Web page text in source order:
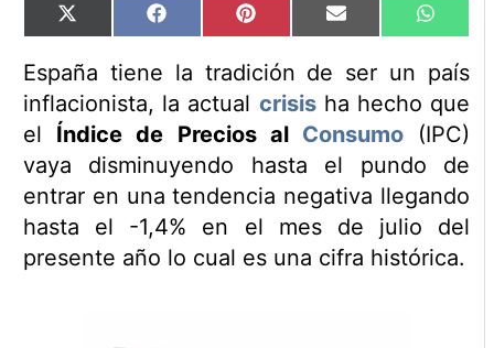
Compartir
en
X
(Twitter)
Compartir
en
Facebook Compartir
en
Pinterest Compartir
en
Email
en
España tiene la tradición de ser un país
inflacionista, la actual crisisha hecho que
el Índice de Precios al Consumo(IPC)
vaya disminuyendo hasta el pundo de
entrar en una tendencia negativa llegando
hasta el -1,4% en el mes de julio del
presente año lo cual es una cifra histórica.